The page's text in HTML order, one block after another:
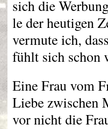
sich die
le der heutigen
vermute ich,
fühlt sich schon
Eine Frau vom
Liebe zwischen
vor nicht die